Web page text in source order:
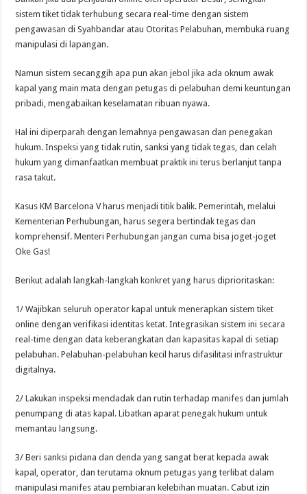
sistem tiket tidak terhubung secara real-time dengan sistem
pengawasan di Syahbandar atau Otoritas Pelabuhan, membuka ruang
manipulasi di lapangan.
Namun sistem secanggih apa pun akan jebol jika ada oknum awak
kapal yang main mata dengan petugas di pelabuhan demi keuntungan
pribadi, mengabaikan keselamatan ribuan nyawa.
Hal ini diperparah dengan lemahnya pengawasan dan penegakan
hukum. Inspeksi yang tidak rutin, sanksi yang tidak tegas, dan celah
hukum yang dimanfaatkan membuat praktik ini terus berlanjut tanpa
rasa takut.
Kasus KM Barcelona V harus menjadi titik balik. Pemerintah, melalui
Kementerian Perhubungan, harus segera bertindak tegas dan
komprehensif. Menteri Perhubungan jangan cuma bisa joget-joget
Oke Gas!
Berikut adalah langkah-langkah konkret yang harus diprioritaskan:
1/ Wajibkan seluruh operator kapal untuk menerapkan sistem tiket
online dengan verifikasi identitas ketat. Integrasikan sistem ini secara
real-time dengan data keberangkatan dan kapasitas kapal di setiap
pelabuhan. Pelabuhan-pelabuhan kecil harus difasilitasi infrastruktur
digitalnya.
2/ Lakukan inspeksi mendadak dan rutin terhadap manifes dan jumlah
penumpang di atas kapal. Libatkan aparat penegak hukum untuk
memantau langsung.
3/ Beri sanksi pidana dan denda yang sangat berat kepada awak
kapal, operator, dan terutama oknum petugas yang terlibat dalam
manipulasi manifes atau pembiaran kelebihan muatan. Cabut izin